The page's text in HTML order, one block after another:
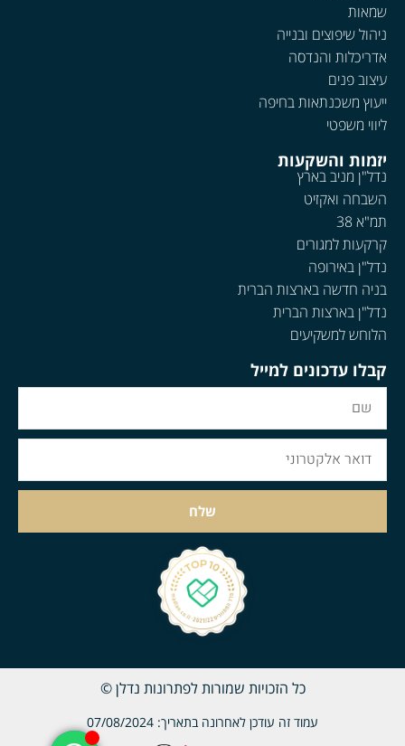
שמאות
ניהול שיפוצים ובנייה
אדריכלות והנדסה
עיצוב פנים
ייעוץ משכנתאות בחיפה
ליווי משפטי
יזמות והשקעות
נדל"ן מניב בארץ
השבחה ואקזיט
תמ"א 38
קרקעות למגורים
נדל"ן באירופה
בניה חדשה בארצות הברית
נדל"ן בארצות הברית
הלוחש למשקיעים
קבלו עדכונים למייל
שלח
כל הזכויות שמורות לפתרונות נדלן ©
עמוד זה עודכן לאחרונה בתאריך: 07/08/2024